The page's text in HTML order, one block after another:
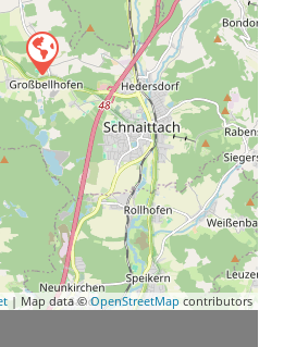
| Map data ©OpenStreetMap contributors